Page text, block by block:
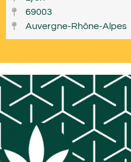
69003
Auvergne-Rhône-Alpes